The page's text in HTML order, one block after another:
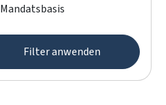
Mandatsbasis
Filter anwenden